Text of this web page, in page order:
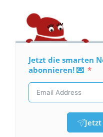
Jetzt die smarten
abonnieren! 💌